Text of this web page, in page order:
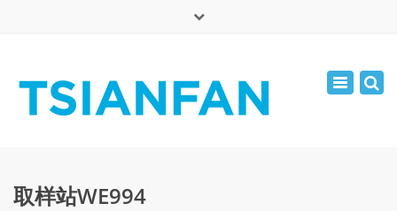
周一 - 周六: 7:00 - 17:00
Toggle
取样站WE994